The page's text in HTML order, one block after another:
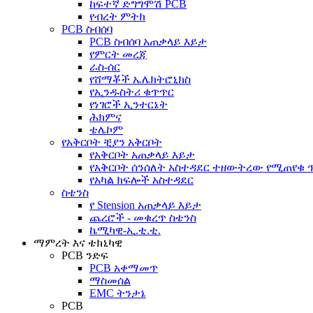
ከፍተኛ ድግግሞሽ PCB
የብረት ምትክ
PCB ስብሰባ
PCB ስብሰባ አጠቃላይ እይታ
የምርት መረጃ
ራስ-ሰር
የሸማቾች ኤሌክትሮኒክስ
የኢንዱስትሪ ቁጥጥር
የነገሮች ኢንተርኔት
ሕክምና
ቴሌኮም
የአቅርቦት ቺያን አቅርቦት
የአቅርቦት አጠቃላይ እይታ
የአቅርቦት ሰንሰለት አስተዳደር ተዘውትረው የሚጠየቁ
የአካል ክፍሎች አስተዳደር
ስቴንስ
የ Stension አጠቃላይ እይታ
ጨረሮች - መቁረጥ ስቴንስ
ኬሚካዊ-ኢ.ቲ.ቲ.
ማምረት እና ቴክኒካዊ
PCB ንድፍ
PCB አቀማመጥ
ማስመሰል
EMC ትንታኔ
PCB